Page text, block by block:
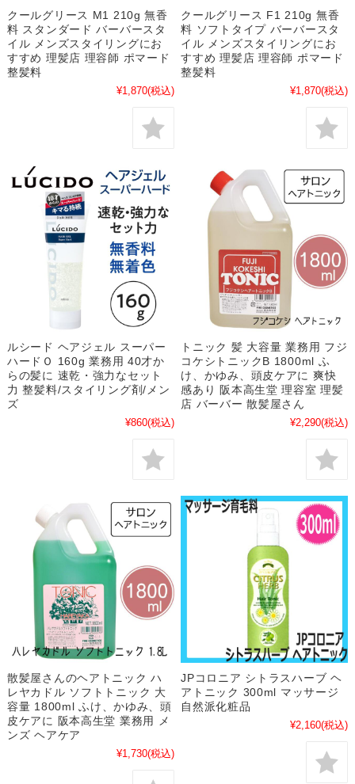
クールグリース M1 210g 無香
料 スタンダード バーバースタ
イル メンズスタイリングにお
すすめ 理髪店 理容師 ポマード
整髪料
¥1,870(税込)
クールグリース F1 210g 無香
料 ソフトタイプ バーバースタ
イル メンズスタイリングにお
すすめ 理髪店 理容師 ポマード
整髪料
¥1,870(税込)
ルシード ヘアジェル スーパー
ハードＯ 160g 業務用 40才か
らの髪に 速乾・強力なセット
力 整髪料/スタイリング剤/メン
ズ
¥860(税込)
トニック 髪 大容量 業務用 フジ
コケシトニックB 1800ml ふ
け、かゆみ、頭皮ケアに 爽快
感あり 阪本高生堂 理容室 理髪
店 バーバー 散髪屋さん
¥2,290(税込)
散髪屋さんのヘアトニック ハ
レヤカドル ソフトトニック 大
容量 1800ml ふけ、かゆみ、頭
皮ケアに 阪本高生堂 業務用 メ
ンズ ヘアケア
¥1,730(税込)
JPコロニア シトラスハーブ ヘ
アトニック 300ml マッサージ
自然派化粧品
¥2,160(税込)